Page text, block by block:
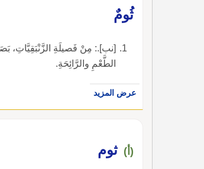
ثُومٌ
[نب].: مِنْ فَصيلَةِ الزَّنْبَقِيَّاتِ،
الطَّعْمِ والرَّائِحَةِ.
عرض المزيد
(أ) ثوم